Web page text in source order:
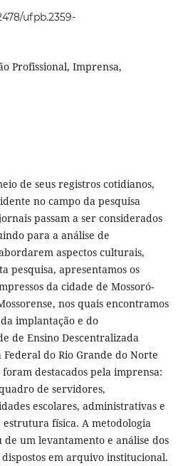
ufpb.2359-
Profissional, Imprensa,
de seus registros cotidianos,
no campo da pesquisa
passam a ser considerados
para a análise de
aspectos culturais,
pesquisa, apresentamos os
da cidade de Mossoró-
nos quais encontramos
implantação e do
de Ensino Descentralizada
Federal do Rio Grande do Norte
destacados pela imprensa:
de servidores,
escolares, administrativas e
física. A metodologia
de um levantamento e análise dos
em arquivo institucional.